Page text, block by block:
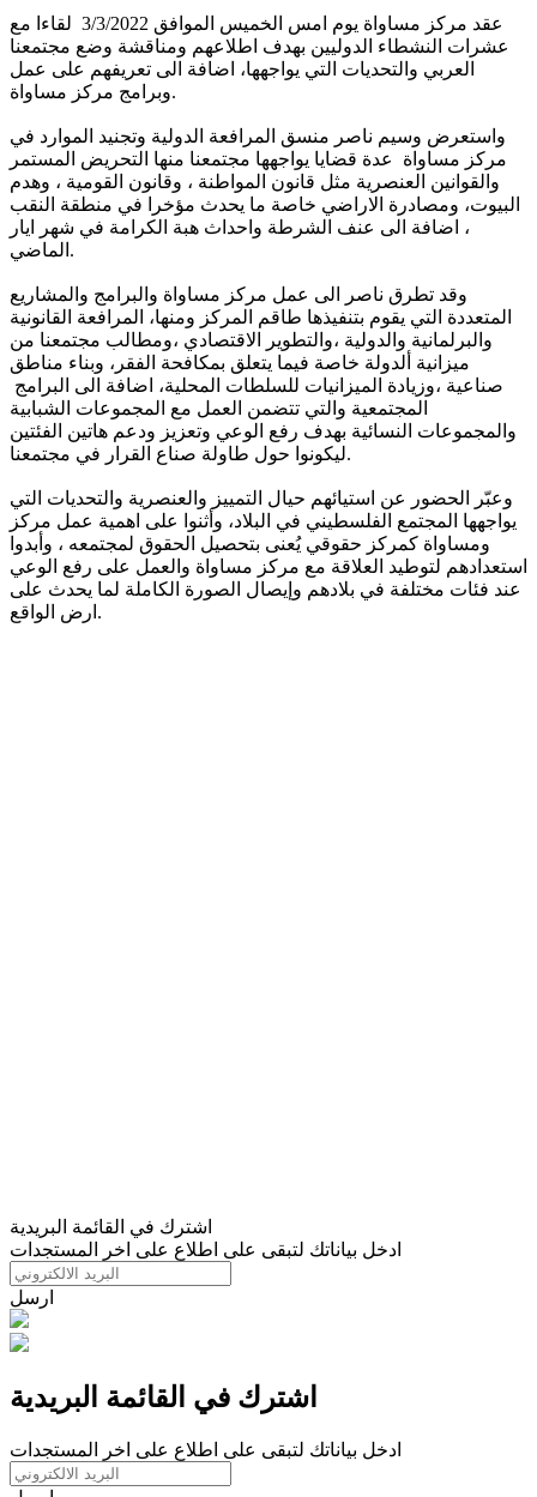
عقد مركز مساواة يوم امس الخميس الموافق 3/3/2022 لقاءا مع
عشرات النشطاء الدوليين بهدف اطلاعهم ومناقشة وضع مجتمعنا
العربي والتحديات التي يواجهها، اضافة الى تعريفهم على عمل
وبرامج مركز مساواة.
واستعرض وسيم ناصر منسق المرافعة الدولية وتجنيد الموارد في
مركز مساواة عدة قضايا يواجهها مجتمعنا منها التحريض المستمر
والقوانين العنصرية مثل قانون المواطنة ، وقانون القومية ، وهدم
البيوت، ومصادرة الاراضي خاصة ما يحدث مؤخرا في منطقة النقب
، اضافة الى عنف الشرطة واحداث هبة الكرامة في شهر ايار
الماضي.
وقد تطرق ناصر الى عمل مركز مساواة والبرامج والمشاريع
المتعددة التي يقوم بتنفيذها طاقم المركز ومنها، المرافعة القانونية
والبرلمانية والدولية ،والتطوير الاقتصادي ،ومطالب مجتمعنا من
ميزانية ألدولة خاصة فيما يتعلق بمكافحة الفقر، وبناء مناطق
صناعية ،وزيادة الميزانيات للسلطات المحلية، اضافة الى البرامج
المجتمعية والتي تتضمن العمل مع المجموعات الشبابية
والمجموعات النسائية بهدف رفع الوعي وتعزيز ودعم هاتين الفئتين
ليكونوا حول طاولة صناع القرار في مجتمعنا.
وعبّر الحضور عن استيائهم حيال التمييز والعنصرية والتحديات التي
يواجهها المجتمع الفلسطيني في البلاد، وأثنوا على اهمية عمل مركز
ومساواة كمركز حقوقي يُعنى بتحصيل الحقوق لمجتمعه ، وأبدوا
استعدادهم لتوطيد العلاقة مع مركز مساواة والعمل على رفع الوعي
عند فئات مختلفة في بلادهم وإيصال الصورة الكاملة لما يحدث على
ارض الواقع.
اشترك في القائمة البريدية
ادخل بياناتك لتبقى على اطلاع على اخر المستجدات
ارسل
اشترك في القائمة البريدية
ادخل بياناتك لتبقى على اطلاع على اخر المستجدات